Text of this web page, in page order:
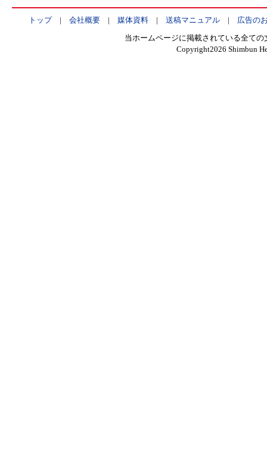
トップ| 会社概要| 媒体資料| 送稿マニュアル| 広告の
当ホームページに掲載されている全て
Copyright2026 Shimbun